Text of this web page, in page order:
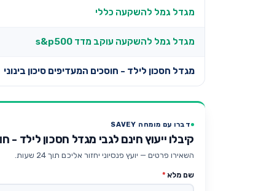
מגדל גמל להשקעה כללי
מגדל גמל להשקעה עוקב מדד s&p500
מגדל חסכון לילד - חוסכים המעדיפים סיכון בינוני
דברו עם מומחה SAVEY
קיבלו ייעוץ חינם לגבי מגדל חסכון לילד -
השאירו פרטים — יועץ פנסיוני יחזור אליכם תוך 24 שעות.
שם מלא *